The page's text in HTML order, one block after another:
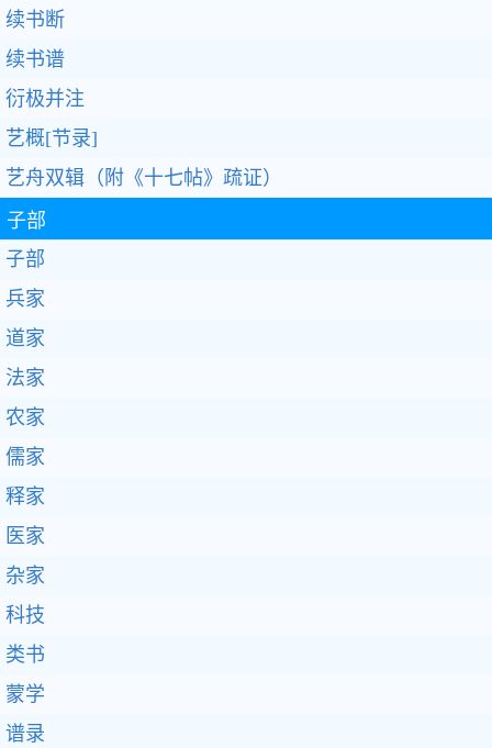
续书断
续书谱
衍极并注
艺概[节录]
艺舟双辑（附《十七帖》疏证）
子部
子部
兵家
道家
法家
农家
儒家
释家
医家
杂家
科技
类书
蒙学
谱录